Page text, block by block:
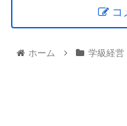
コ
ホーム 学級経営